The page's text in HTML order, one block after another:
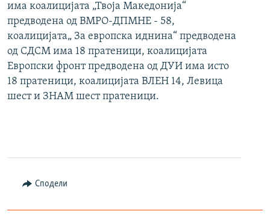
има коалицијата „Твоја Македонија“
предводена од ВМРО-ДПМНЕ - 58,
коалицијата„ За европска иднина“ предводена
од СДСМ има 18 пратеници, коалицијата
Европски фронт предводена од ДУИ има исто
18 пратеници, коалицијата ВЛЕН 14, Левица
шест и ЗНАМ шест пратеници.
Сподели